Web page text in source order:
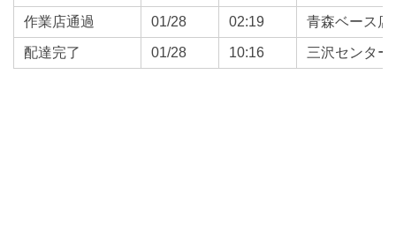
作業店通過 01/28 02:19 青森ベース店
配達完了 01/28 10:16 三沢センター